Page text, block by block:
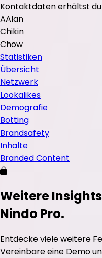
Kontaktdaten erhältst
AAlan
Chikin
Chow
Statistiken
Übersicht
Netzwerk
Lookalikes
Demografie
Botting
Brandsafety
Inhalte
Branded Content
Weitere
Nindo Pro.
Entdecke viele weitere
Vereinbare eine Demo